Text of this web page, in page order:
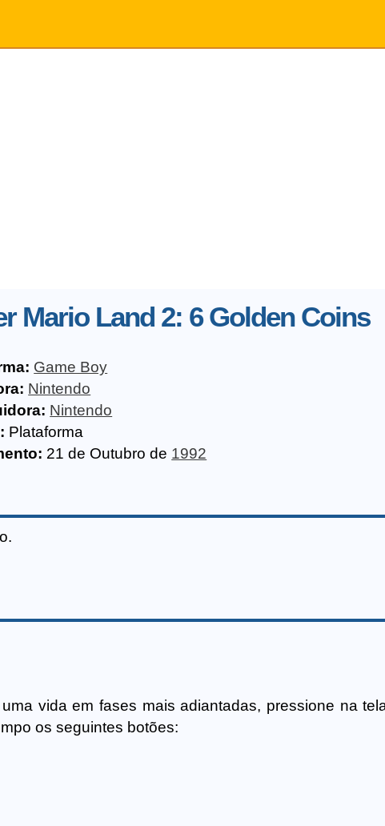
Mario Land 2: 6 Golden Coins
Game Boy
Nintendo
Nintendo
Plataforma
21 de Outubro de 1992
vida em fases mais adiantadas, pressione na
os seguintes botões: